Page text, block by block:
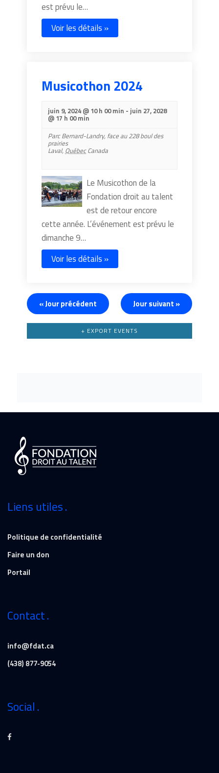
est prévu le…
Voir les détails »
Musicothon 2024
juin 9, 2024 @ 10 h 00 min - juin 27, 2028
@ 17 h 00 min
Parc Bernard-Landry, face au 228 boul des
prairies
Laval, Québec Canada
Le Musicothon de la
Fondation droit au talent
est de retour encore
cette année. L’événement est prévu le
dimanche 9…
Voir les détails »
«Jour précédent Jour suivant »
+ EXPORT EVENTS
Liens utiles
Politique de confidentialité
Faire un don
Portail
Contact
info@fdat.ca
(438) 877-9054
Social